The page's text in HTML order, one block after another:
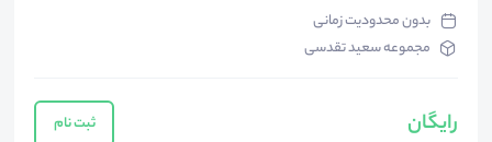
بدون محدودیت زمانی
مجموعه سعید تقدسی
رایگان ثبت نام